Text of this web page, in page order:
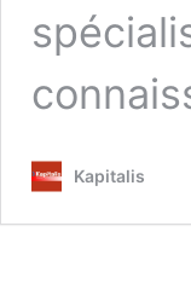
Kapitalis